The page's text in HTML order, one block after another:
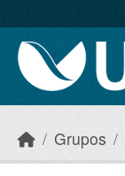
Grupos